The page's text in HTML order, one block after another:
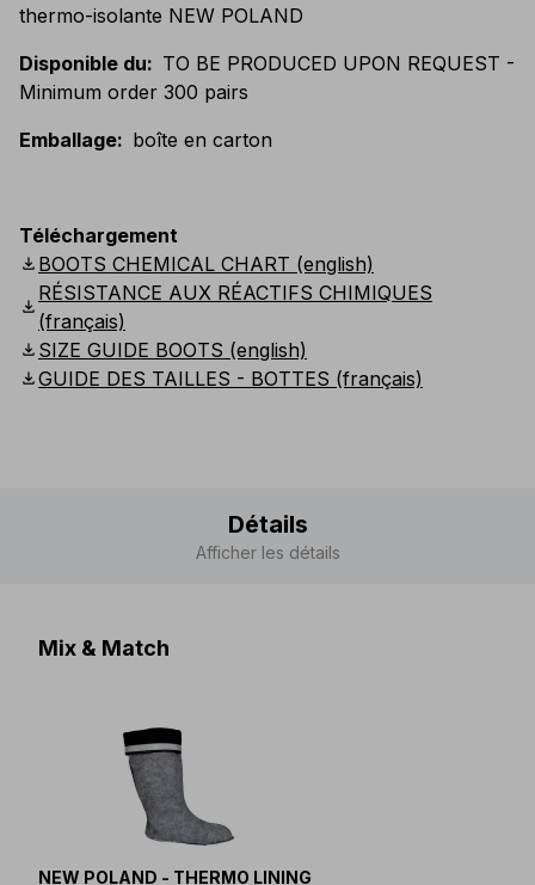
thermo-isolante NEW POLAND
Disponible du: TO BE PRODUCED UPON REQUEST -
Minimum order 300 pairs
Emballage: boîte en carton
Téléchargement
download BOOTS CHEMICAL CHART (english)
download
RÉSISTANCE AUX RÉACTIFS CHIMIQUES
(français)
download SIZE GUIDE BOOTS (english)
downloadGUIDE DES TAILLES - BOTTES (français)
Détails
Afficher les détails
Mix & Match
NEW POLAND - THERMO LINING